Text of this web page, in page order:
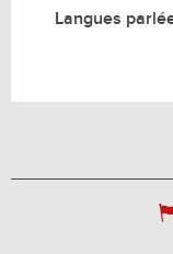
Langues
Langues